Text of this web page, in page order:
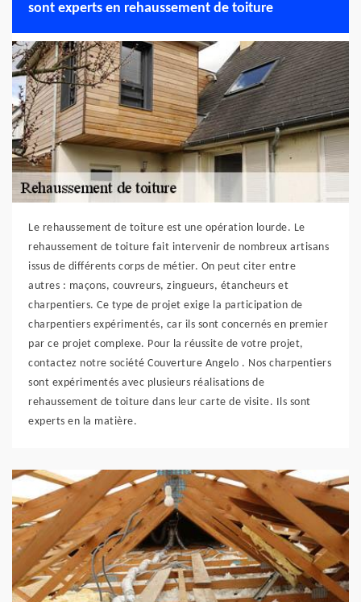
sont experts en rehaussement de toiture
Le rehaussement de toiture est une opération lourde. Le
rehaussement de toiture fait intervenir de nombreux artisans
issus de différents corps de métier. On peut citer entre
autres : maçons, couvreurs, zingueurs, étancheurs et
charpentiers. Ce type de projet exige la participation de
charpentiers expérimentés, car ils sont concernés en premier
par ce projet complexe. Pour la réussite de votre projet,
contactez notre société Couverture Angelo . Nos charpentiers
sont expérimentés avec plusieurs réalisations de
rehaussement de toiture dans leur carte de visite. Ils sont
experts en la matière.